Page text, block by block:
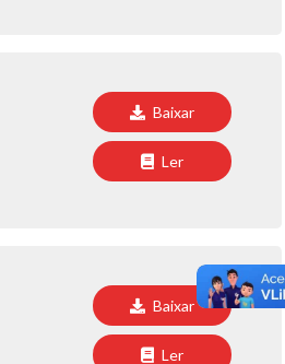
Baixar
Ler
Baixar
Ler